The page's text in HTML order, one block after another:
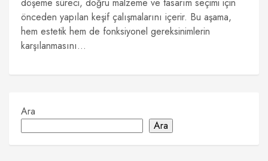
önceden yapılan keşif çalışmalarını içerir. Bu aşama,
hem estetik hem de fonksiyonel gereksinimlerin
karşılanmasını...
Ara
Ara